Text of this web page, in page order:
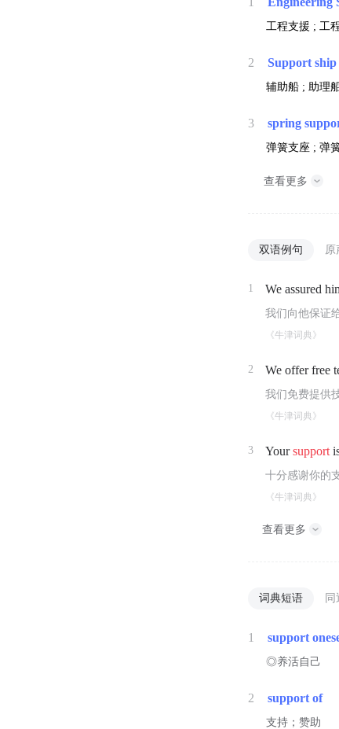
工程支援 ; 工
2 Support ship
辅助船 ; 助理
3 spring
弹簧支座 ; 弹
查看更多
双语例句 原
1 We assured
我们向他保证
《牛津词典》
2 We offer free
我们免费提供
《牛津词典》
3 Yoursupport
十分感谢你的
《牛津词典》
查看更多
词典短语 同
1 support
◎养活自己
2 support of
支持；赞助